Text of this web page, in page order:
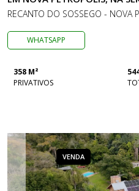
RECANTO DO SOSSEGO - NOVA
WHATSAPP
358 M²
PRIVATIVOS
VENDA